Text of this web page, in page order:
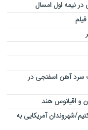
سرد آهن اسفنجی در
اقیانوس هند‌
شهروندان آمریکایی به